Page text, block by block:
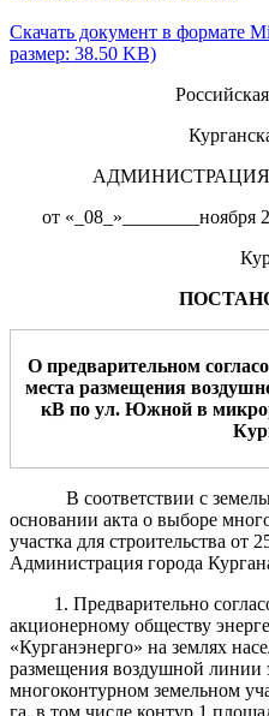
Скачать документ в формате
размер: 38.50 KB)
от «_08_»________ноября
О предварительном
места размещения
кВ по ул. Южной в
В соответствии с
основании акта о выборе
участка для строительства от
Администрация города
1. Предварительно
акционерному обществу
«Курганэнерго» на землях
размещения воздушной линии
многоконтурном земельном
га, в том числе контур 1